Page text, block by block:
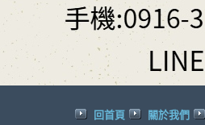
回首頁 關於我們